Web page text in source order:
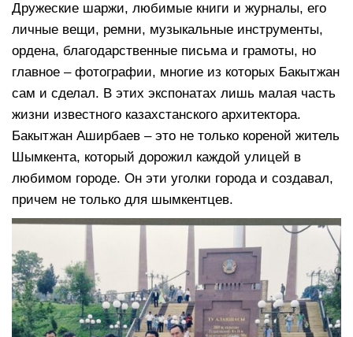
Дружеские шаржи, любимые книги и журналы, его
личные вещи, ремни, музыкальные инструменты,
ордена, благодарственные письма и грамоты, но
главное – фотографии, многие из которых Бакытжан
сам и сделал. В этих экспонатах лишь малая часть
жизни известного казахстанского архитектора.
Бакытжан Аширбаев – это не только кореной житель
Шымкента, который дорожил каждой улицей в
любимом городе. Он эти уголки города и создавал,
причем не только для шымкентцев.